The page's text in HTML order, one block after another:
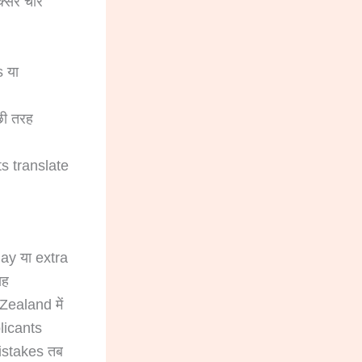
या
तरह
translate
या extra
में
तब